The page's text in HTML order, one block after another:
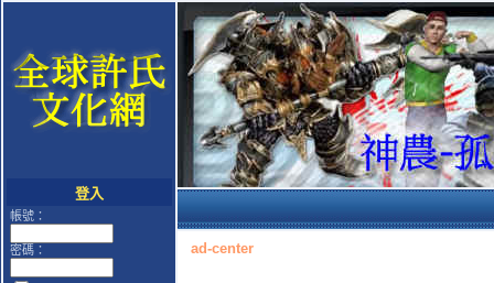
登入
帳號：
密碼： ad-center